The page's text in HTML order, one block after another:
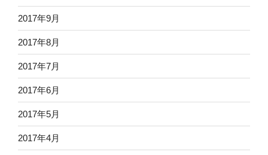
2017年9月
2017年8月
2017年7月
2017年6月
2017年5月
2017年4月